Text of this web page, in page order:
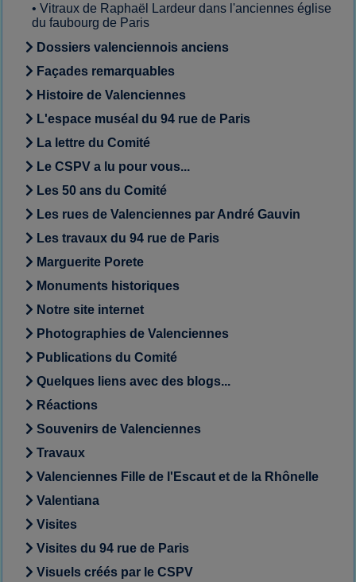
• Vitraux de Raphaël Lardeur dans l'anciennes église
du faubourg de Paris
Dossiers valenciennois anciens
Façades remarquables
Histoire de Valenciennes
L'espace muséal du 94 rue de Paris
La lettre du Comité
Le CSPV a lu pour vous...
Les 50 ans du Comité
Les rues de Valenciennes par André Gauvin
Les travaux du 94 rue de Paris
Marguerite Porete
Monuments historiques
Notre site internet
Photographies de Valenciennes
Publications du Comité
Quelques liens avec des blogs...
Réactions
Souvenirs de Valenciennes
Travaux
Valenciennes Fille de l'Escaut et de la Rhônelle
Valentiana
Visites
Visites du 94 rue de Paris
Visuels créés par le CSPV